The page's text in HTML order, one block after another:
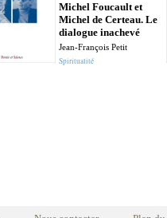
Michel Foucault et
Michel de Certeau. Le
dialogue inachevé
Jean-François Petit
Spiritualité